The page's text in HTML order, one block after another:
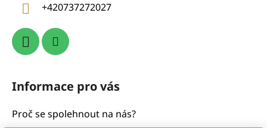
+420737272027
Informace pro vás
Proč se spolehnout na nás?